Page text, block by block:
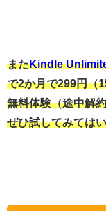
またKindle
で2か月で299円（
無料体験（途中解
ぜひ試してみては